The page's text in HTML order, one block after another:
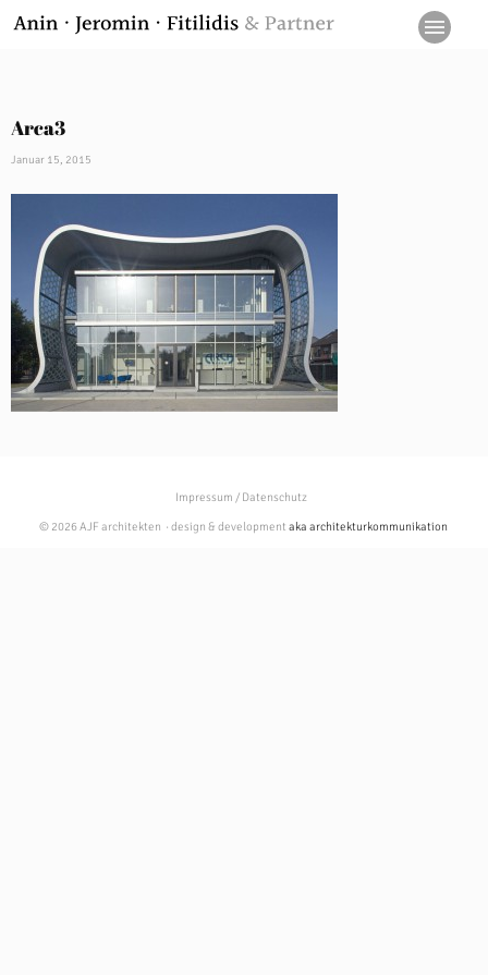
Arca3
Januar 15, 2015
Impressum / Datenschutz
© 2026 AJF architekten · design & developmentaka architekturkommunikation